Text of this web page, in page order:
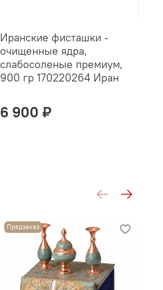
Иранские фисташки -
очищенные ядра,
слабосоленые премиум,
900 гр 170220264 Иран
6 900 ₽
Предзаказ